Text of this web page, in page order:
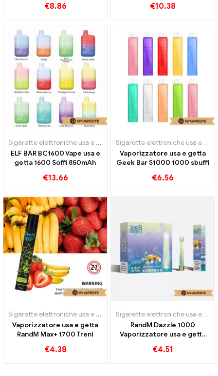
€8.86 €10.38
Sigarette elettroniche usa e getta
ELF BAR BC1600 Vape usa e
getta 1600 Soffi 850mAh
€13.66
Sigarette elettroniche usa e getta
Vaporizzatore usa e getta
Geek Bar S1000 1000 sbuffi
€6.56
Sigarette elettroniche usa e getta
Vaporizzatore usa e getta
RandM Max+ 1700 Treni
€4.38
Sigarette elettroniche usa e getta
RandM Dazzle 1000
Vaporizzatore usa e getta
€4.51